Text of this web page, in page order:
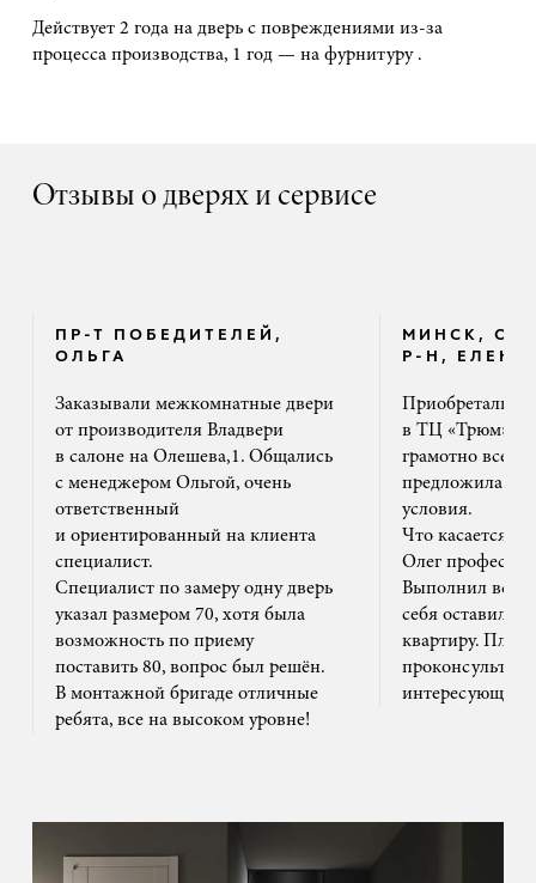
Действует 2 года на дверь с повреждениями из-за
процесса производства, 1 год — на фурнитуру .
Отзывы о дверях и сервисе
ПР-Т ПОБЕДИТЕЛЕЙ,
ОЛЬГА
Заказывали межкомнатные двери
от производителя Владвери
в салоне на Олешева,1. Общались
с менеджером Ольгой, очень
ответственный
и ориентированный на клиента
специалист.
Специалист по замеру одну дверь
указал размером 70, хотя была
возможность по приему
поставить 80, вопрос был решён.
В монтажной бригаде отличные
ребята, все на высоком уровне!
МИНСК,
Р-Н, ЕЛЕНА
Приобретали
в ТЦ «Трюм».
грамотно все
предложила
условия.
Что касается
Олег
Выполнил все
себя оставил
квартиру. Плюс
интересующим